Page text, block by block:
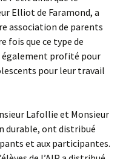
Elliot de Faramond, a
association de parents
fois que ce type de
également profité pour
pour leur travail
Lafollie et Monsieur
durable, ont distribué
et aux participantes.